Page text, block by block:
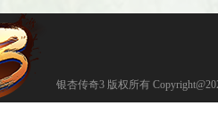
银杏传奇3 版权所有